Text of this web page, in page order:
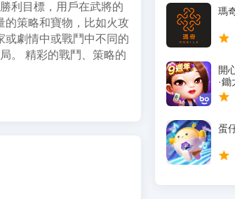
利目標，用戶在武將的
的策略和寶物，比如火攻
或劇情中或戰鬥中不同的
。 精彩的戰鬥、策略的
瑪
開
·
蛋